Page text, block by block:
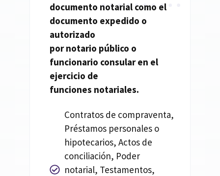
documento notarial como el
documento expedido o
autorizado
pornotario público o
funcionario consular en el
ejercicio de
funciones notariales.
Contratos de compraventa,
Préstamos personales o
hipotecarios, Actos de
conciliación, Poder
notarial, Testamentos,